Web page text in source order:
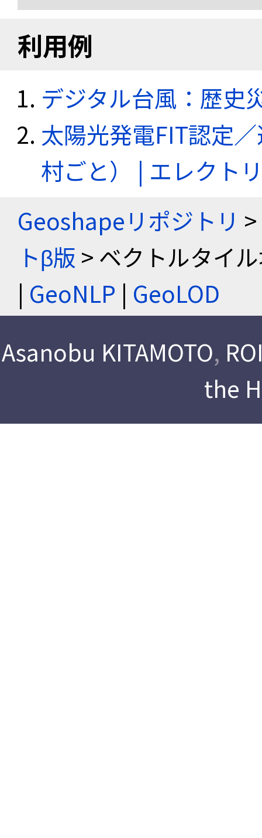
利用例
デジタル台風：歴史
太陽光発電FIT認定
村ごと） | エレクト
Geoshapeリポジトリ >
トβ版 > ベクトルタイ
| GeoNLP | GeoLOD
Asanobu KITAMOTO,
the